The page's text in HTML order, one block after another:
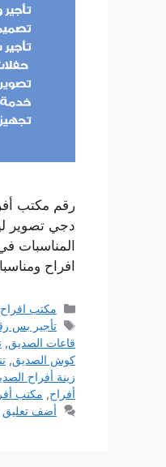
رقم مكتب
دجي تصوير
المناسبات
افراح
التصنيفات
مكتب افراح
الوسوم
تأجير بس
قاعات الصديق,
كوش الصديق,
زينة أفراح
أفراح, مكتب
أضف تعليق